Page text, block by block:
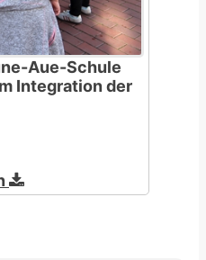
Aue-Schule
Integration der